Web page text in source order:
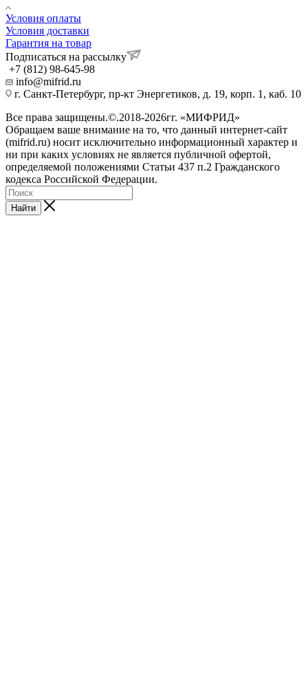
Условия оплаты
Условия доставки
Гарантия на товар
Подписаться на рассылку
+7 (812) 98-645-98
info@mifrid.ru
г. Санкт-Петербург, пр-кт Энергетиков, д. 19, корп. 1, каб. 10
Все права защищены.©.2018-2026гг. «МИФРИД»
Обращаем ваше внимание на то, что данный интернет-сайт
(mifrid.ru) носит исключительно информационный характер и
ни при каких условиях не является публичной офертой,
определяемой положениями Статьи 437 п.2 Гражданского
кодекса Российской Федерации.
Найти